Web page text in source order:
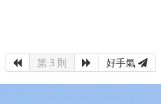
第 3 則 好手氣